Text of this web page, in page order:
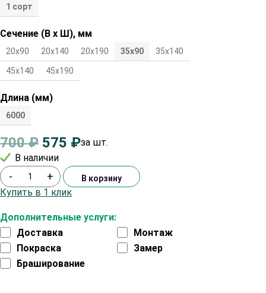
1 сорт
Сечение (В х Ш), мм
20х90 20х140 20х190 35х90 35х140
45х140 45х190
Длина (мм)
6000
700₽ 575 ₽за шт.
В наличии
Дополнительные услуги:
Доставка
Монтаж
Покраска
Замер
Браширование
- + В корзину
Купить в 1 клик